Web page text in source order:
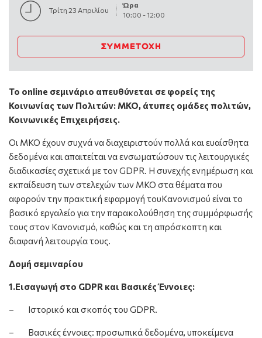
Τρίτη 23 Απριλίου
Ώρα
10:00 -12:00
ΣΥΜΜΕΤΟΧΉ
Το online σεμινάριο απευθύνεται σε φορείς της
Κοινωνίας των Πολιτών: ΜΚΟ, άτυπες ομάδες πολιτών,
Κοινωνικές Επιχειρήσεις.
Οι ΜΚΟ έχουν συχνά να διαχειριστούν πολλά και ευαίσθητα
δεδομένα και απαιτείται να ενσωματώσουν τις λειτουργικές
διαδικασίες σχετικά με τον GDPR. Η συνεχής ενημέρωση και
εκπαίδευση των στελεχών των ΜΚΟ στα θέματα που
αφορούν την πρακτική εφαρμογή τουΚανονισμού είναι το
βασικό εργαλείο για την παρακολούθηση της συμμόρφωσής
τους στον Κανονισμό, καθώς και τη απρόσκοπτη και
διαφανή λειτουργία τους.
Δομή σεμιναρίου
1.Εισαγωγή στο GDPR και Βασικές Έννοιες:
– Ιστορικό και σκοπός του GDPR.
– Βασικές έννοιες: προσωπικά δεδομένα, υποκείμενα